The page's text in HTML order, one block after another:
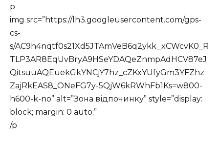
p
img src=”https://lh3.googleusercontent.com/gps-
cs-
s/AC9h4nqtf0s21Xd5JTAmVeB6q2ykk_xCWcvK0_R
TLP3AR8EqUvBryA9HSeYDAQeZnmpAdHCV87eJ
QitsuuAQEuekGkYNCjY7hz_cZKxYUfyGm3YFZhz
ZajRkEAS8_ONeFG7y-5QjW6kRWhFb1Ks=w800-
h600-k-no” alt=”Зона відпочинку” style=”display:
block; margin: 0 auto;”
/p